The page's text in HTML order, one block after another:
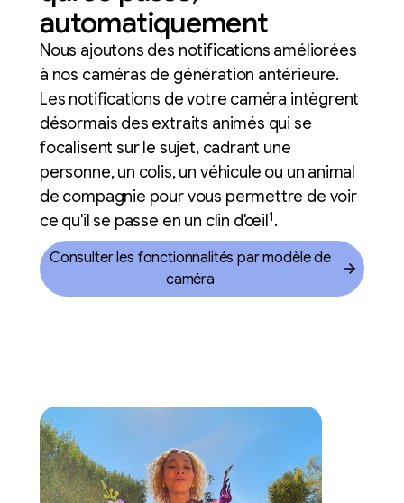
automatiquement
Nous ajoutons des notifications améliorées
à nos caméras de génération antérieure.
Les notifications de votre caméra intègrent
désormais des extraits animés qui se
focalisent sur le sujet, cadrant une
personne, un colis, un véhicule ou un animal
de compagnie pour vous permettre de voir
ce qu'il se passe en un clin d'œil1.
Consulter les fonctionnalités par modèle de
caméra